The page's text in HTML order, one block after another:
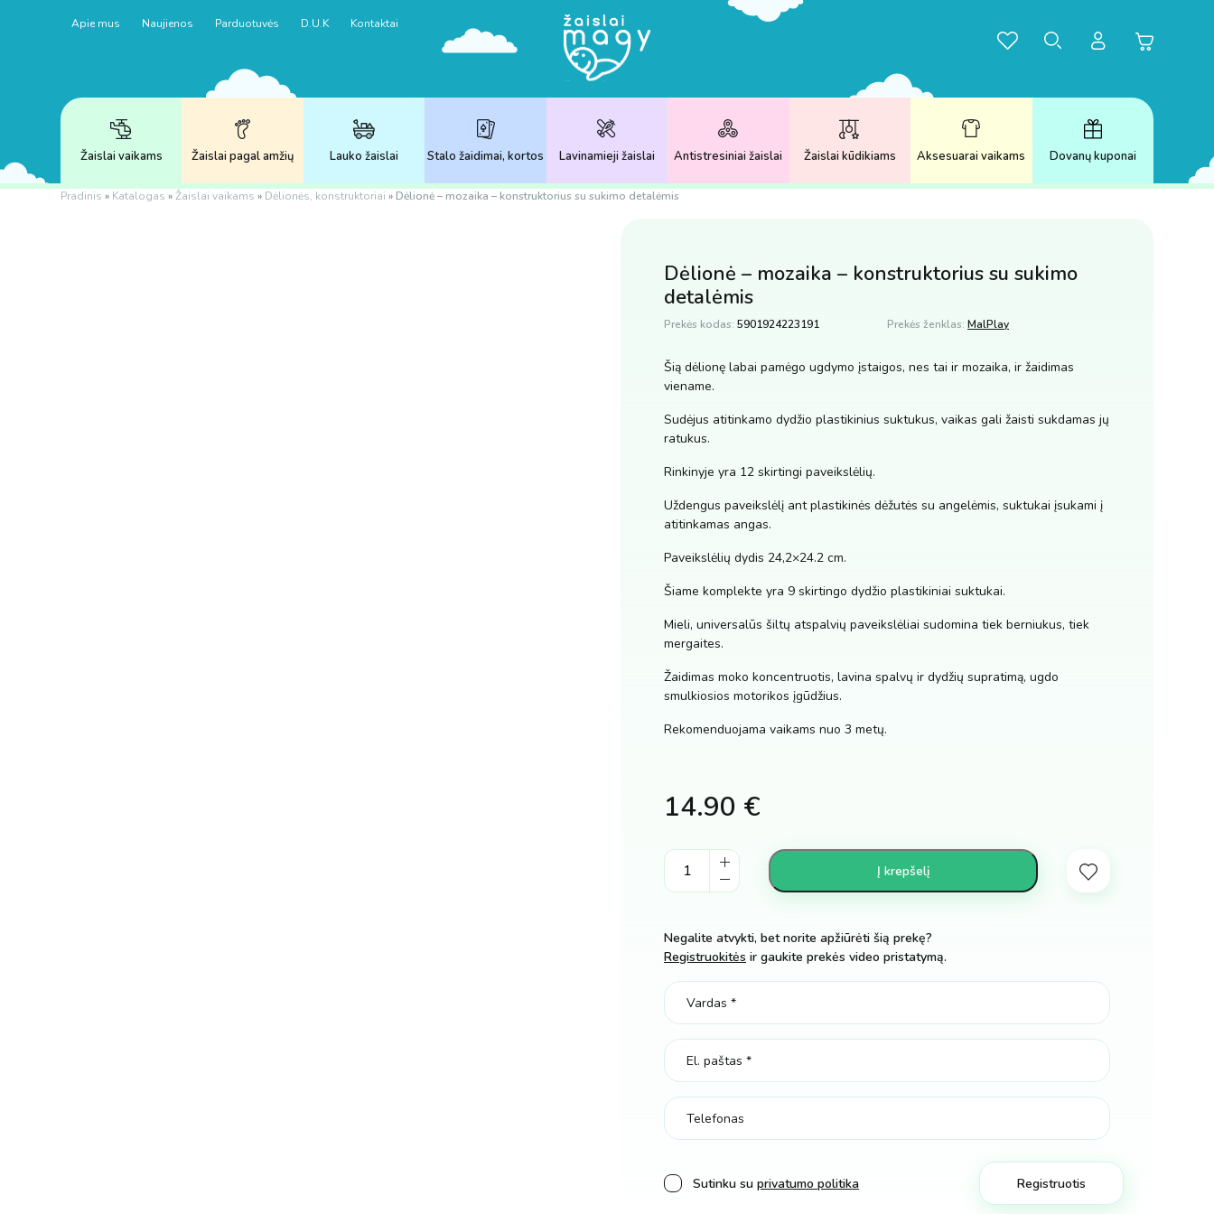
Apie mus Naujienos Parduotuvės D.U.K Kontaktai
Žaislai vaikams Žaislai pagal amžių Lauko žaislai Stalo žaidimai, kortos Lavinamieji žaislai Antistresiniai žaislai Žaislai kūdikiams Aksesuarai vaikams Dovanų kuponai
Pradinis » Katalogas »Žaislai vaikams » Dėlionės, konstruktoriai » Dėlionė – mozaika – konstruktorius su sukimo detalėmis
Dėlionė – mozaika – konstruktorius su sukimo
detalėmis
Prekės kodas: 5901924223191 Prekės ženklas: MalPlay
Šią dėlionę labai pamėgo ugdymo įstaigos, nes tai ir mozaika, ir žaidimas
viename.
Sudėjus atitinkamo dydžio plastikinius suktukus, vaikas gali žaisti sukdamas jų
ratukus.
Rinkinyje yra 12 skirtingi paveikslėlių.
Uždengus paveikslėlį ant plastikinės dėžutės su angelėmis, suktukai įsukami į
atitinkamas angas.
Paveikslėlių dydis 24,2×24.2 cm.
Šiame komplekte yra 9 skirtingo dydžio plastikiniai suktukai.
Mieli, universalūs šiltų atspalvių paveikslėliai sudomina tiek berniukus, tiek
mergaites.
Žaidimas moko koncentruotis, lavina spalvų ir dydžių supratimą, ugdo
smulkiosios motorikos įgūdžius.
Rekomenduojama vaikams nuo 3 metų.
14.90 €
Dėlionė
-
konstruktorius
su
sukimo
detalėmis
Į krepšelį
Negalite atvykti, bet norite apžiūrėti šią prekę?
Registruokitės ir gaukite prekės video pristatymą.
Sutinku su privatumo politika